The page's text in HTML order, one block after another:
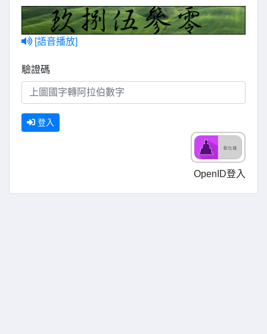
[語音播放]
驗證碼
登入
OpenID登入